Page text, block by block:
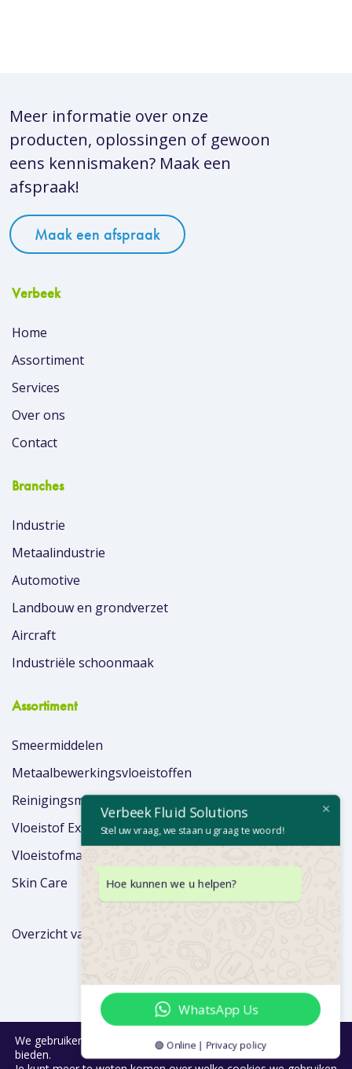
Meer informatie over onze
producten, oplossingen of gewoon
eens kennismaken? Maak een
afspraak!
Maak een afspraak
Verbeek
Home
Assortiment
Services
Over ons
Contact
Branches
Industrie
Metaalindustrie
Automotive
Landbouw en grondverzet
Aircraft
Industriële schoonmaak
Assortiment
Smeermiddelen
Metaalbewerkingsvloeistoffen
Reinigingsmiddelen
Vloeistof Extra’s
Vloeistofmanagement
Skin Care
Overzicht van merken
We gebruiken cookies om je de beste ervaring op onze site te
bieden.
Verbeek Fluid Solutions
Stel uw vraag, we staan u graag te woord!
Hoe kunnen we u helpen?
WhatsApp Us
🟢 Online | Privacy policy